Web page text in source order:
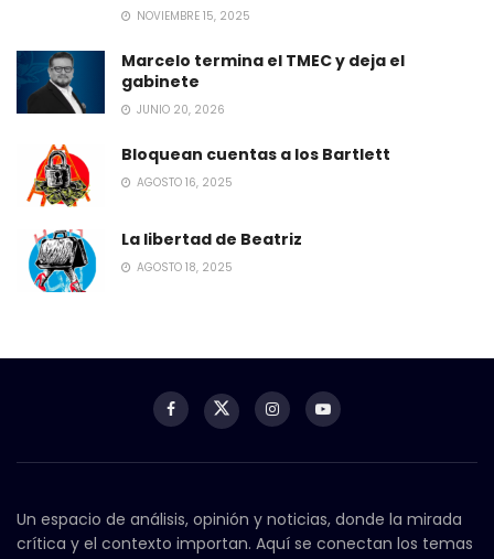
NOVIEMBRE 15, 2025
Marcelo termina el TMEC y deja el
gabinete
JUNIO 20, 2026
Bloquean cuentas a los Bartlett
AGOSTO 16, 2025
La libertad de Beatriz
AGOSTO 18, 2025
Un espacio de análisis, opinión y noticias, donde la mirada
crítica y el contexto importan. Aquí se conectan los temas